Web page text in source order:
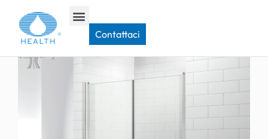
Contattaci
Casa > Porta doccia a bilico